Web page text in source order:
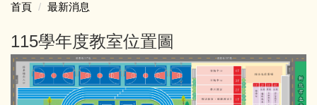
首頁 最新消息
115學年度教室位置圖